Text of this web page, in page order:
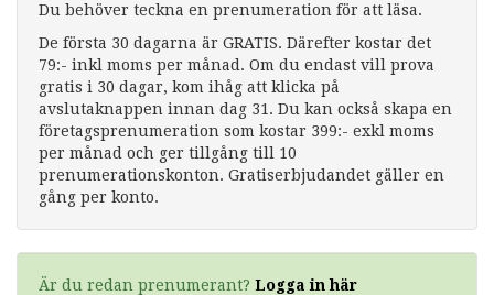
Du behöver teckna en prenumeration för att läsa.
De första 30 dagarna är GRATIS. Därefter kostar det
79:- inkl moms per månad. Om du endast vill prova
gratis i 30 dagar, kom ihåg att klicka på
avslutaknappen innan dag 31. Du kan också skapa en
företagsprenumeration som kostar 399:- exkl moms
per månad och ger tillgång till 10
prenumerationskonton. Gratiserbjudandet gäller en
gång per konto.
Är du redan prenumerant? Logga in här